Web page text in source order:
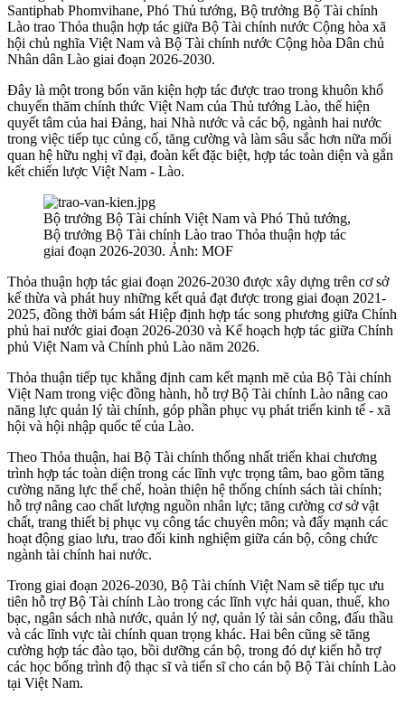
Santiphab Phomvihane, Phó Thủ tướng, Bộ trưởng Bộ Tài chính
Lào trao Thỏa thuận hợp tác giữa Bộ Tài chính nước Cộng hòa xã
hội chủ nghĩa Việt Nam và Bộ Tài chính nước Cộng hòa Dân chủ
Nhân dân Lào giai đoạn 2026-2030.
Đây là một trong bốn văn kiện hợp tác được trao trong khuôn khổ
chuyến thăm chính thức Việt Nam của Thủ tướng Lào, thể hiện
quyết tâm của hai Đảng, hai Nhà nước và các bộ, ngành hai nước
trong việc tiếp tục củng cố, tăng cường và làm sâu sắc hơn nữa mối
quan hệ hữu nghị vĩ đại, đoàn kết đặc biệt, hợp tác toàn diện và gắn
kết chiến lược Việt Nam - Lào.
Bộ trưởng Bộ Tài chính Việt Nam và Phó Thủ tướng,
Bộ trưởng Bộ Tài chính Lào trao Thỏa thuận hợp tác
giai đoạn 2026-2030. Ảnh: MOF
Thỏa thuận hợp tác giai đoạn 2026-2030 được xây dựng trên cơ sở
kế thừa và phát huy những kết quả đạt được trong giai đoạn 2021-
2025, đồng thời bám sát Hiệp định hợp tác song phương giữa Chính
phủ hai nước giai đoạn 2026-2030 và Kế hoạch hợp tác giữa Chính
phủ Việt Nam và Chính phủ Lào năm 2026.
Thỏa thuận tiếp tục khẳng định cam kết mạnh mẽ của Bộ Tài chính
Việt Nam trong việc đồng hành, hỗ trợ Bộ Tài chính Lào nâng cao
năng lực quản lý tài chính, góp phần phục vụ phát triển kinh tế - xã
hội và hội nhập quốc tế của Lào.
Theo Thỏa thuận, hai Bộ Tài chính thống nhất triển khai chương
trình hợp tác toàn diện trong các lĩnh vực trọng tâm, bao gồm tăng
cường năng lực thể chế, hoàn thiện hệ thống chính sách tài chính;
hỗ trợ nâng cao chất lượng nguồn nhân lực; tăng cường cơ sở vật
chất, trang thiết bị phục vụ công tác chuyên môn; và đẩy mạnh các
hoạt động giao lưu, trao đổi kinh nghiệm giữa cán bộ, công chức
ngành tài chính hai nước.
Trong giai đoạn 2026-2030, Bộ Tài chính Việt Nam sẽ tiếp tục ưu
tiên hỗ trợ Bộ Tài chính Lào trong các lĩnh vực hải quan, thuế, kho
bạc, ngân sách nhà nước, quản lý nợ, quản lý tài sản công, đấu thầu
và các lĩnh vực tài chính quan trọng khác. Hai bên cũng sẽ tăng
cường hợp tác đào tạo, bồi dưỡng cán bộ, trong đó dự kiến hỗ trợ
các học bổng trình độ thạc sĩ và tiến sĩ cho cán bộ Bộ Tài chính Lào
tại Việt Nam.